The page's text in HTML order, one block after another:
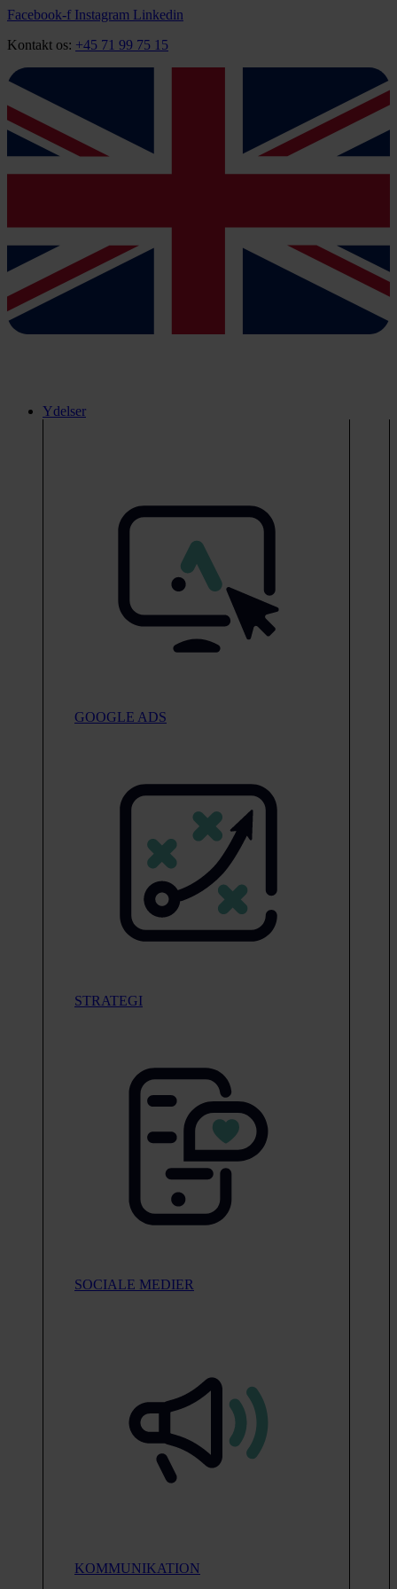
Videre
indhold
Facebook-f Instagram Linkedin
Kontakt os: +45 71 99 75 15
Ydelser
GOOGLE ADS
STRATEGI
SOCIALE MEDIER
KOMMUNIKATION